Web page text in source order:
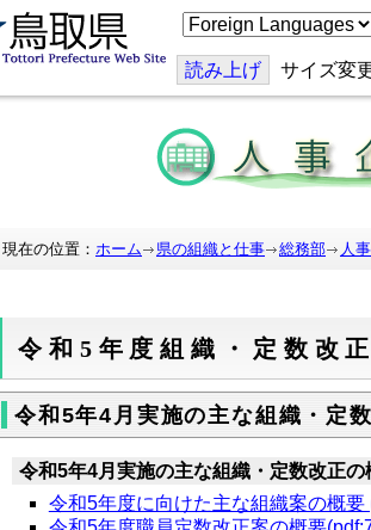
こ
の
ジ
を
訳
す
る
読み上げ サイズ変
現在の位置： ホーム 県の組織と仕事 総務部 人
令和5年度組織・定数改
令和5年4月実施の主な組織・定
令和5年4月実施の主な組織・定数改正の
令和5年度に向けた主な組織案の概要